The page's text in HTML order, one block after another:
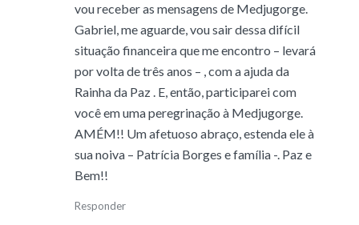
vou receber as mensagens de Medjugorge.
Gabriel, me aguarde, vou sair dessa difícil
situação financeira que me encontro – levará
por volta de três anos – , com a ajuda da
Rainha da Paz . E, então, participarei com
você em uma peregrinação à Medjugorge.
AMÉM!! Um afetuoso abraço, estenda ele à
sua noiva – Patrícia Borges e família -. Paz e
Bem!!
Responder